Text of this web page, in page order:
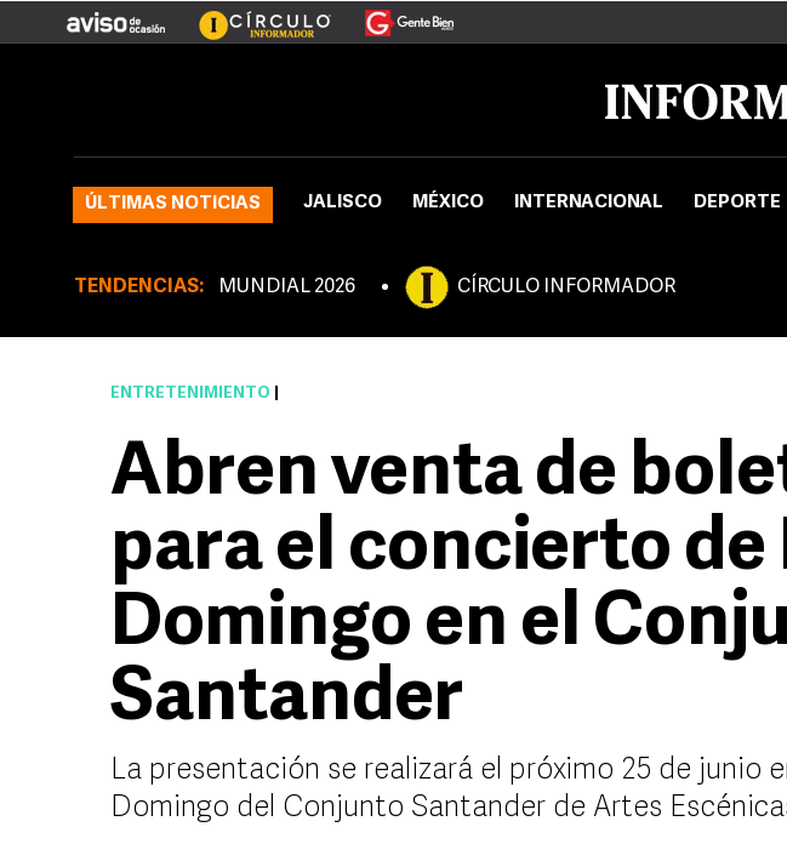
ÚLTIMAS NOTICIAS JALISCO MÉXICO INTERNACIONAL DEPORTE
TENDENCIAS: MUNDIAL 2026 CÍRCULO INFORMADOR
ENTRETENIMIENTO
Abren venta de
para el concierto de
Domingo en el
Santander
La presentación se realizará el próximo 25 de junio
Domingo del Conjunto Santander de Artes